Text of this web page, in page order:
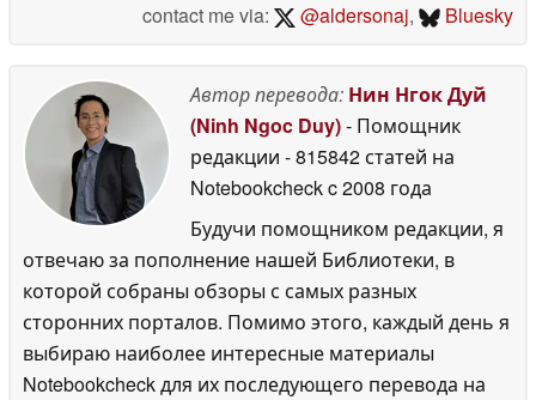
contact me via:
@aldersonaj, Bluesky
Автор перевода: Нин Нгок Дуй
(Ninh Ngoc Duy)- Помощник
редакции - 815842 статей на
Notebookcheckc 2008 года
Будучи помощником редакции, я
отвечаю за пополнение нашей Библиотеки, в
которой собраны обзоры с самых разных
сторонних порталов. Помимо этого, каждый день я
выбираю наиболее интересные материалы
Notebookcheck для их последующего перевода на